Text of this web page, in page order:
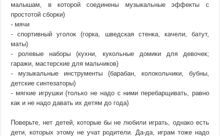
малышам, в которой соединены музыкальные эффекты с
простотой сборки)
- мячи
- спортивный уголок (горка, шведская стенка, качели, батут,
маты)
- ролевые наборы (кухни, кукольные домики для девочек;
гаражи, мастерские для мальчиков)
- музыкальные инструменты (барабан, колокольчики, бубны,
детские синтезаторы)
- мягкие игрушки (только не надо с ними перебарщивать, равно
как и не надо давать их детям до года)
Поверьте, нет детей, которые бы не любили играть, однако есть
дети, которых этому не учат родители. Да-да, играм тоже надо